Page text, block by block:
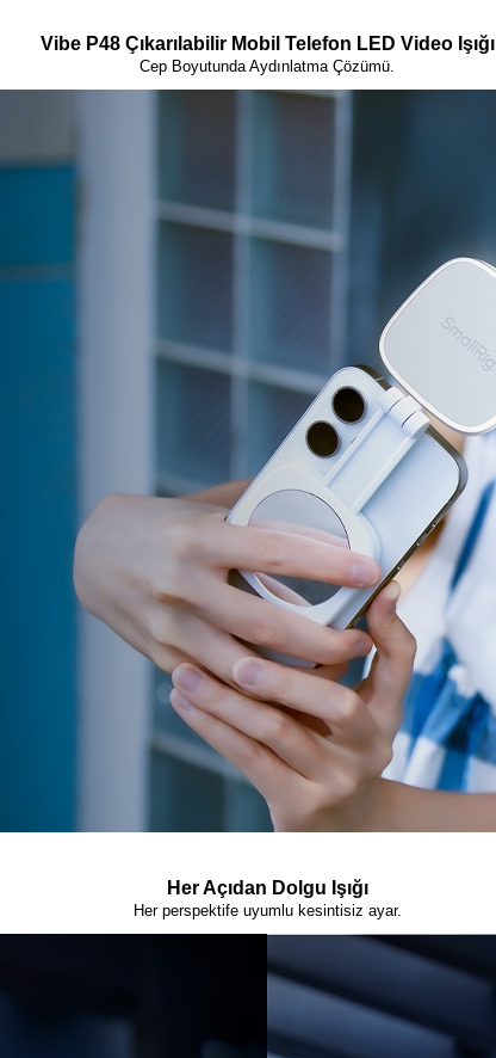
Vibe P48 Çıkarılabilir Mobil Telefon LED Video Işığı
Cep Boyutunda Aydınlatma Çözümü.
Her Açıdan Dolgu Işığı
Her perspektife uyumlu kesintisiz ayar.